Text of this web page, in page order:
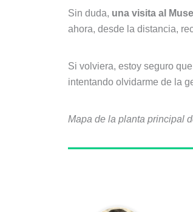
Sin duda, una visita al
ahora, desde la distancia,
Si volviera, estoy seguro
intentando olvidarme de la
Mapa de la planta principal